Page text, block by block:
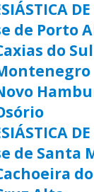
de Porto
do Sul
de Santa